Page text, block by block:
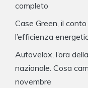
completo
Case Green, il
l’efficienza
Autovelox, l’ora
nazionale. Cosa
novembre